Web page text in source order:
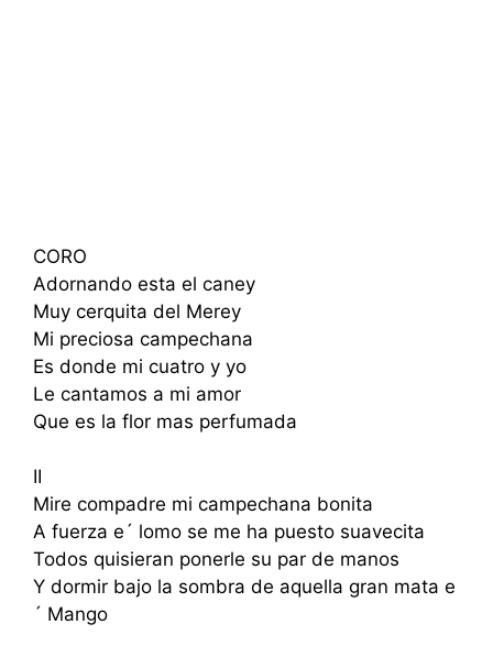
CORO
Adornando esta el caney
Muy cerquita del Merey
Mi preciosa campechana
Es donde mi cuatro y yo
Le cantamos a mi amor
Que es la flor mas perfumada
II
Mire compadre mi campechana bonita
A fuerza e´ lomo se me ha puesto suavecita
Todos quisieran ponerle su par de manos
Y dormir bajo la sombra de aquella gran mata e
´ Mango